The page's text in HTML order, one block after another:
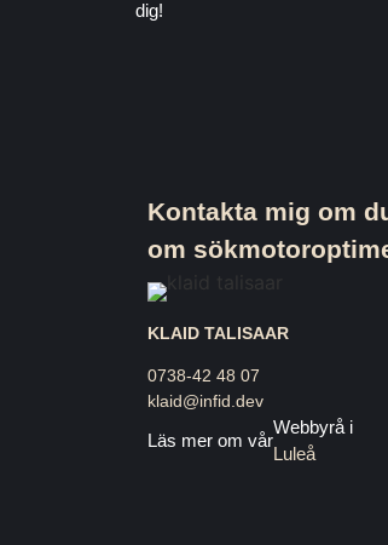
dig!
Patricia
Kontakta mig om
om
KLAID TALISAAR
0738-42 48 07
klaid@infid.dev
Läs mer om vår
Webbyrå i
Luleå